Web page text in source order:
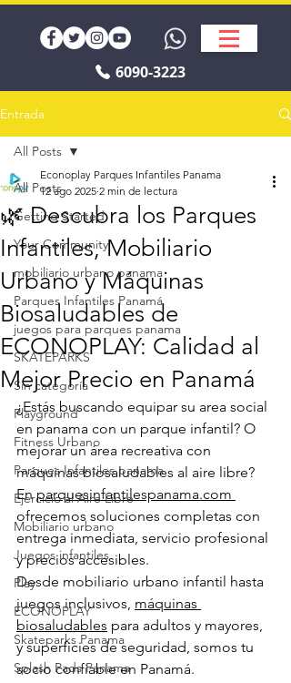
6090-3223
Entrada
All Posts
Getting Started
Your Community
mobiliario urbano panama
Parques Infantiles Panamá
juegos para parques panama
SKATEPARKS
Sin categoría
Playground
Fitness Urbano
Parques Infantiles panama
Ejercicio al Aire Libre
Mobiliario urbano
Juegos infantiles
Play
ECONOPLAY
Skateparks Panama
Splash Pads Panama
All Posts
🌿 Descubra los Parques
Infantiles, Mobiliario
Urbano y Máquinas
Biosaludables de
ECONOPLAY: Calidad al
Mejor Precio en Panamá
Econoplay Parques Infantiles Panama
12 ago 2025 2 min de lectura
¿Estás buscando equipar su area social
en panama con un parque infantil? O
mejorar un área recreativa con
máquinas biosaludables al aire libre?
En parquesinfantilespanama.com
ofrecemos soluciones completas con
entrega inmediata, servicio profesional
y precios accesibles.
Desde mobiliario urbano infantil hasta
juegos inclusivos, máquinas
biosaludables para adultos y mayores,
y superficies de seguridad, somos tu
socio confiable en Panamá.